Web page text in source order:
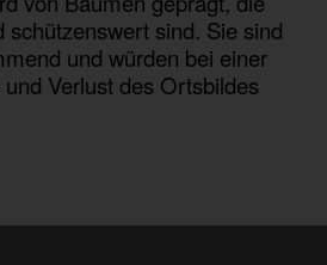
schützenswert sind. Sie sind
und würden bei einer
Verlust des Ortsbildes